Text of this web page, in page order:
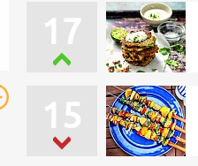
15
17